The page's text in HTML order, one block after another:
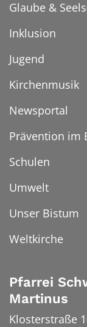
Glaube &
Inklusion
Jugend
Kirchenmusik
Newsportal
Prävention im
Schulen
Umwelt
Unser Bistum
Weltkirche
Pfarrei
Martinus
Klosterstraße